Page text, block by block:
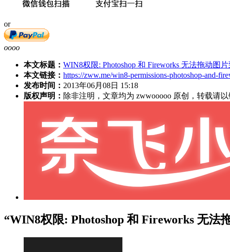
or
oooo
本文标题： WIN8权限: Photoshop 和 Fireworks 无法拖动图
本文链接： https://zww.me/win8-permissions-photoshop-and-
发布时间： 2013年06月08日 15:18
版权声明： 除非注明，文章均为 zwwooooo 原创，转载请
“WIN8权限: Photoshop 和 Fireworks 无法